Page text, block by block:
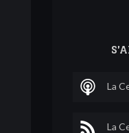
La
La